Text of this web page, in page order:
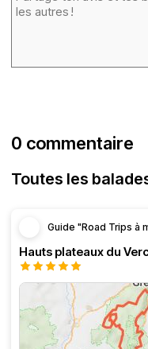
0 commentaire
Toutes les
Guide "Road Trips à
Hauts plateaux du